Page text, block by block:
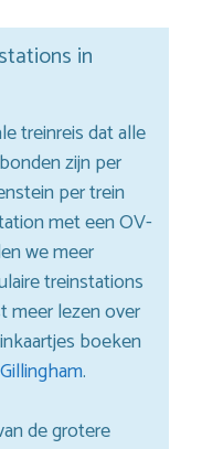
in
treinreis dat alle
zijn per
per trein
met een OV-
we meer
treinstations
meer lezen over
boeken
Gillingham.
de grotere